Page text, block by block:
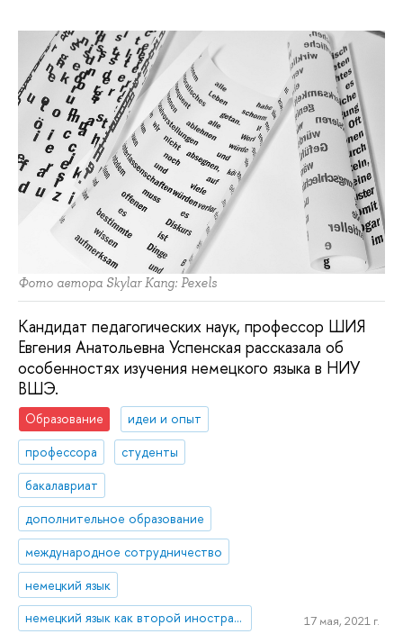
Фото автора Skylar Kang: Pexels
Кандидат педагогических наук, профессор ШИЯ
Евгения Анатольевна Успенская рассказала об
особенностях изучения немецкого языка в НИУ
ВШЭ.
Образование
идеи и опыт
профессора
студенты
бакалавриат
дополнительное образование
международное сотрудничество
немецкий язык
немецкий язык как второй иностранный
17 мая, 2021 г.